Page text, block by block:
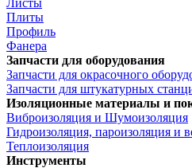
Листы
Плиты
Профиль
Фанера
Запчасти для оборудования
Запчасти для окрасочного
Запчасти для штукатурных
Изоляционные материалы и
Виброизоляция и Шумоизоляция
Гидроизоляция, пароизоляция и
Теплоизоляция
Инструменты